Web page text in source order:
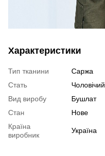
Характеристики
Тип тканини
Саржа
Стать
Чоловічий
Вид виробу
Бушлат
Стан
Нове
Країна
виробник
Україна